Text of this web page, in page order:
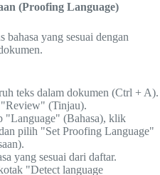
(Proofing Language)
bahasa yang sesuai dengan
teks dalam dokumen (Ctrl + A).
(Tinjau).
"Language" (Bahasa), klik
pilih "Set Proofing Language"
yang sesuai dari daftar.
"Detect language